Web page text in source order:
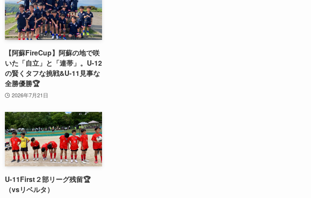
【阿蘇FireCup】阿蘇の地で咲
いた「自立」と「連帯」。U-12
の賢くタフな挑戦&U-11見事な
全勝優勝🏆
2026年7月21日
U-11First２部リーグ残留🏆
（vsリベルタ）